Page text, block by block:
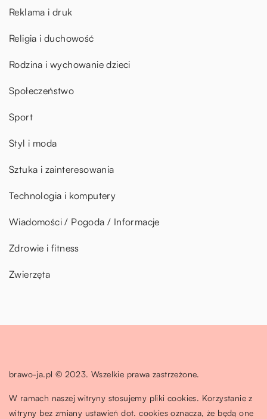
Reklama i druk
Religia i duchowość
Rodzina i wychowanie dzieci
Społeczeństwo
Sport
Styl i moda
Sztuka i zainteresowania
Technologia i komputery
Wiadomości / Pogoda / Informacje
Zdrowie i fitness
Zwierzęta
brawo-ja.pl © 2023. Wszelkie prawa zastrzeżone.
W ramach naszej witryny stosujemy pliki cookies. Korzystanie z
witryny bez zmiany ustawień dot. cookies oznacza, że będą one